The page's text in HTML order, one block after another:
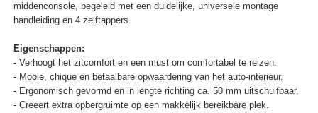
middenconsole, begeleid met een duidelijke, universele montage
handleiding en 4 zelftappers.
Eigenschappen:
- Verhoogt het zitcomfort en een must om comfortabel te reizen.
- Mooie, chique en betaalbare opwaardering van het auto-interieur.
- Ergonomisch gevormd en in lengte richting ca. 50 mm uitschuifbaar.
- Creëert extra opbergruimte op een makkelijk bereikbare plek.